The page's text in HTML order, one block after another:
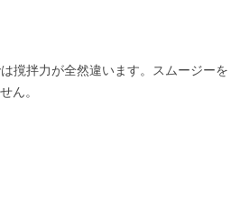
撹拌力が全然違います。スムージーを
ん。